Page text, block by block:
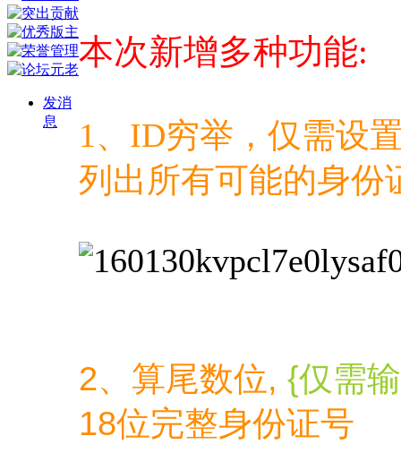
发消
息
本次新增多种功能:
1、ID穷举，仅需设
列出所有可能的身份
2、算尾数位, {仅需
18位完整身份证号